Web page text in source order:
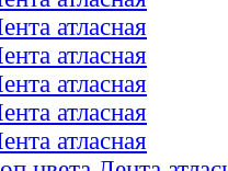
атласная
атласная
атласная
атласная
атласная